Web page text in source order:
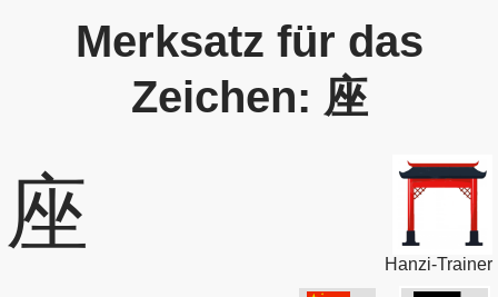
Merksatz für das
Zeichen: 座
座
Hanzi-Trainer